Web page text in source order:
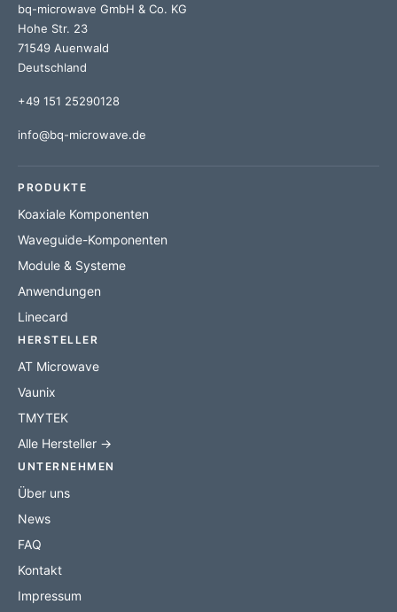
bq-microwave GmbH & Co. KG
Hohe Str. 23
71549 Auenwald
Deutschland
+49 151 25290128
info@bq-microwave.de
PRODUKTE
Koaxiale Komponenten
Waveguide-Komponenten
Module & Systeme
Anwendungen
Linecard
HERSTELLER
AT Microwave
Vaunix
TMYTEK
Alle Hersteller →
UNTERNEHMEN
Über uns
News
FAQ
Kontakt
Impressum